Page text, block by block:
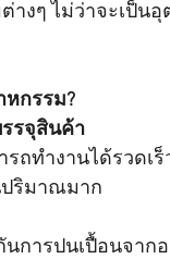
งๆ ไม่ว่าจะเป็น
หกรรม?
รจุสินค้า
ถทำงานได้รวดเ
ริมาณมาก
การปนเปื้อนจาก